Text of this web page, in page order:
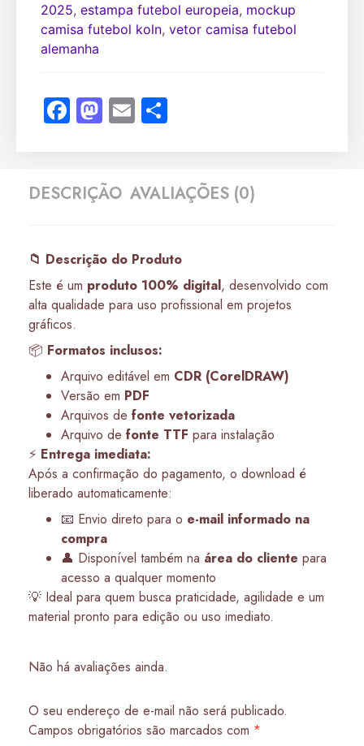
2025, estampa futebol europeia, mockup
camisa futebol koln, vetor camisa futebol
alemanha
Facebook
Mastodon
Email
DESCRIÇÃO AVALIAÇÕES (0)
📁 Descrição do Produto
Este é um produto 100% digital, desenvolvido com
alta qualidade para uso profissional em projetos
gráficos.
📦 Formatos inclusos:
Arquivo editável em CDR (CorelDRAW)
Versão em PDF
Arquivos de fonte vetorizada
Arquivo de fonte TTF para instalação
⚡ Entrega imediata:
Após a confirmação do pagamento, o download é
liberado automaticamente:
📧 Envio direto para o e-mail informado na
compra
👤 Disponível também na área do cliente para
acesso a qualquer momento
💡 Ideal para quem busca praticidade, agilidade e um
material pronto para edição ou uso imediato.
Não há avaliações ainda.
O seu endereço de e-mail não será publicado.
Campos obrigatórios são marcados com *